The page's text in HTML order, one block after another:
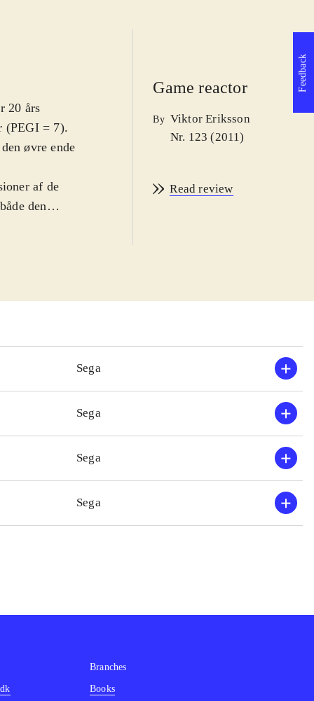
20 års
(PEGI = 7).
øvre ende
af de
den
man samler
.
kort og kun for
Game reactor
By Viktor Eriksson
Nr. 123 (2011)
Read review
Sega
Sega
Sega
Sega
Feedback
Branches
Books